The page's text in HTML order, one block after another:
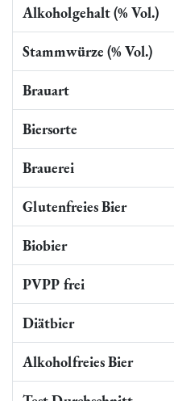
Alkoholgehalt (% Vol.)
Stammwürze (% Vol.)
Brauart
Biersorte
Brauerei
Glutenfreies Bier
Biobier
PVPP frei
Diätbier
Alkoholfreies Bier